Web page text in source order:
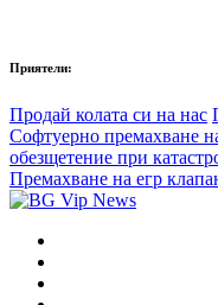
Приятели:
Продай колата си на нас
Софтуерно премахване
обезщетение при
Премахване на егр